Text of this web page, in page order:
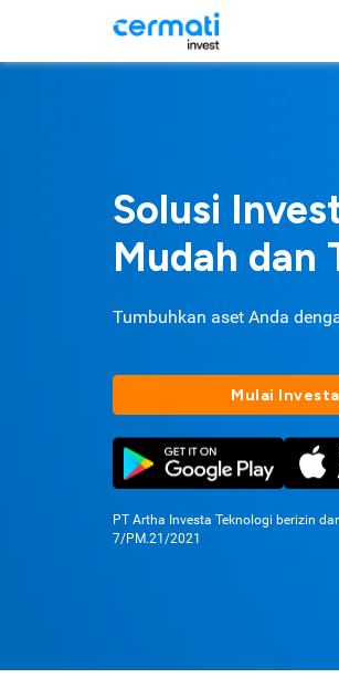
Solusi
Mudah dan
Tumbuhkan aset Anda
Mulai
PT Artha Investa Teknologi berizin
7/PM.21/2021